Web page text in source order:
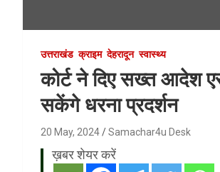
उत्तराखंड क्राइम देहरादून स्वास्थ्य
कोर्ट ने दिए सख्त आदेश
सकेंगे धरना प्रदर्शन
20 May, 2024 Samachar4u Desk
ख़बर शेयर करें